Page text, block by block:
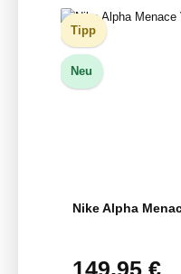
Tipp
Neu
Nike Alpha
Regulärer Preis:
149,95 €